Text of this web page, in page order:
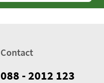
Contact
088 - 2012 123